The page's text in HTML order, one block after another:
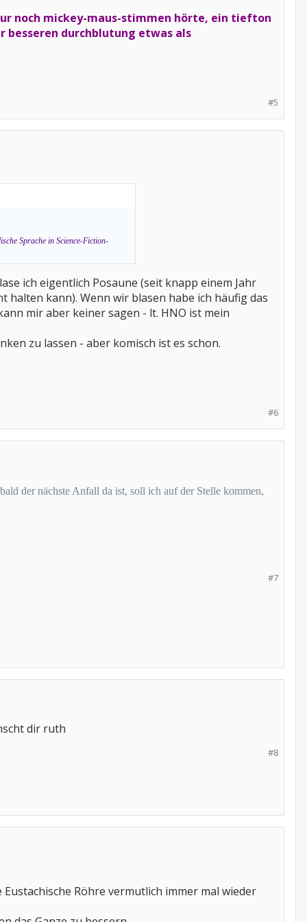
noch mickey-maus-stimmen hörte, ein tiefton
besseren durchblutung etwas als
#5
Sprache in Science-Fiction-
ich eigentlich Posaune (seit knapp einem Jahr
kann). Wenn wir blasen habe ich häufig das
mir aber keiner sagen - lt. HNO ist mein
zu lassen - aber komisch ist es schon.
#6
der nächste Anfall da ist, soll ich auf der Stelle kommen,
#7
dir ruth
#8
Röhre vermutlich immer mal wieder